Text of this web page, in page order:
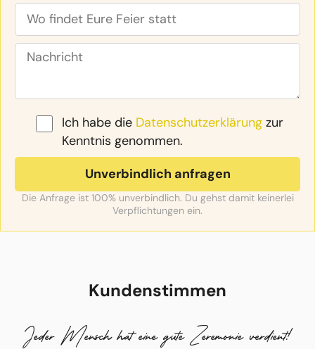
Ich habe die Datenschutzerklärung zur
Kenntnis genommen.
Die Anfrage ist 100% unverbindlich. Du gehst damit keinerlei
Verpflichtungen ein.
Kundenstimmen
Jeder Mensch hat eine gute Zeremonie verdient!